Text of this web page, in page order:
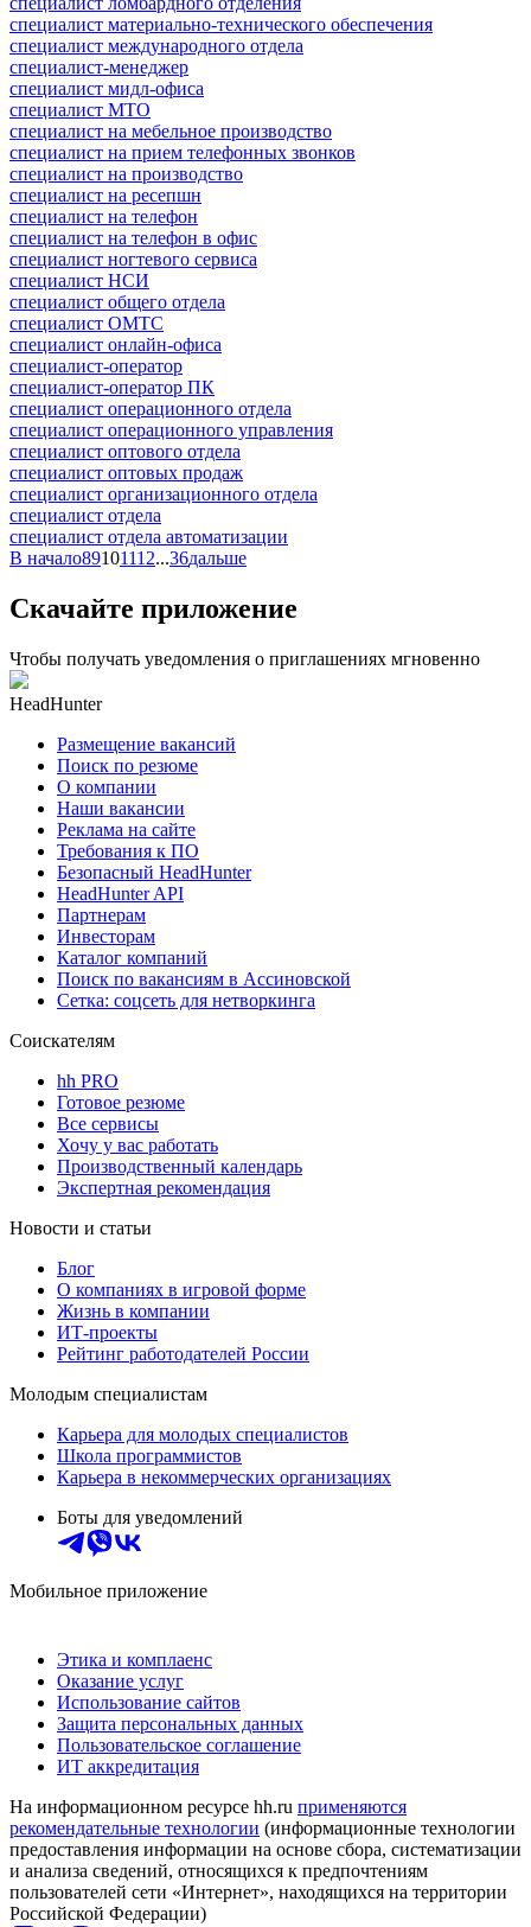
специалист материально-технического обеспечения
специалист международного отдела
специалист-менеджер
специалист мидл-офиса
специалист МТО
специалист на мебельное производство
специалист на прием телефонных звонков
специалист на производство
специалист на ресепшн
специалист на телефон
специалист на телефон в офис
специалист ногтевого сервиса
специалист НСИ
специалист общего отдела
специалист ОМТС
специалист онлайн-офиса
специалист-оператор
специалист-оператор ПК
специалист операционного отдела
специалист операционного управления
специалист оптового отдела
специалист оптовых продаж
специалист организационного отдела
специалист отдела
специалист отдела автоматизации
В начало89101112...36дальше
Скачайте приложение
Чтобы получать уведомления о приглашениях мгновенно
HeadHunter
Размещение вакансий
Поиск по резюме
О компании
Наши вакансии
Реклама на сайте
Требования к ПО
Безопасный HeadHunter
HeadHunter API
Партнерам
Инвесторам
Каталог компаний
Поиск по вакансиям в Ассиновской
Сетка: соцсеть для нетворкинга
Соискателям
hh PRO
Готовое резюме
Все сервисы
Хочу у вас работать
Производственный календарь
Экспертная рекомендация
Новости и статьи
Блог
О компаниях в игровой форме
Жизнь в компании
ИТ-проекты
Рейтинг работодателей России
Молодым специалистам
Карьера для молодых специалистов
Школа программистов
Карьера в некоммерческих организациях
Боты для уведомлений
Мобильное приложение
Этика и комплаенс
Оказание услуг
Использование сайтов
Защита персональных данных
Пользовательское соглашение
ИТ аккредитация
На информационном ресурсе hh.ru применяются
рекомендательные технологии (информационные технологии
предоставления информации на основе сбора, систематизации
и анализа сведений, относящихся к предпочтениям
пользователей сети «Интернет», находящихся на территории
Российской Федерации)